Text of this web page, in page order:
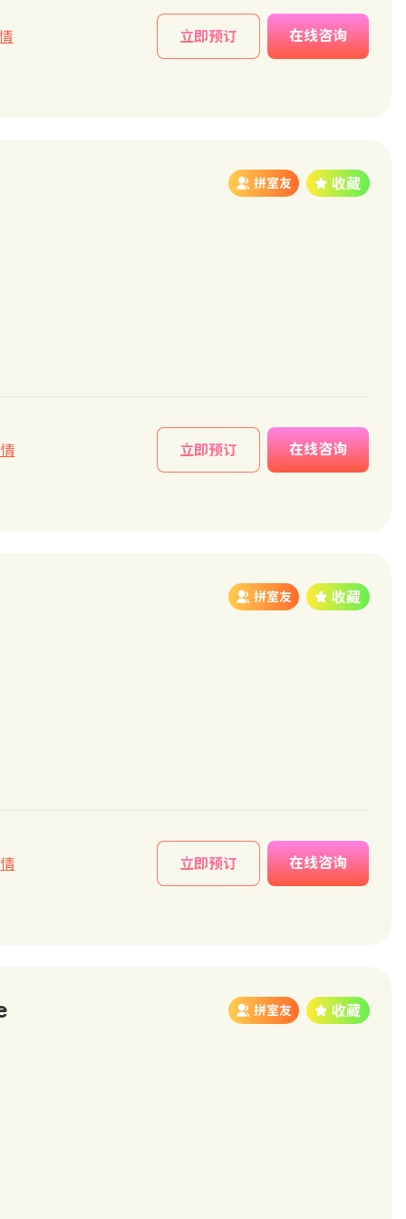
立即预订 在线咨询
拼室友
立即预订 在线咨询
拼室友
立即预订 在线咨询
拼室友